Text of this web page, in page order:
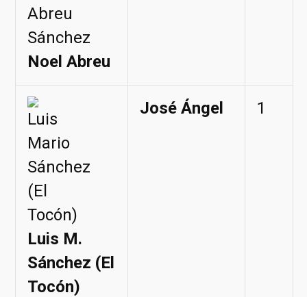
Noel Abreu
Luis M.
Sánchez (El
Tocón)
José Ángel 1